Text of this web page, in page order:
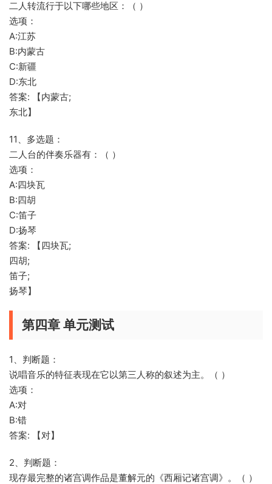
二人转流行于以下哪些地区：（ ）
选项：
A:江苏
B:内蒙古
C:新疆
D:东北
答案: 【内蒙古;
东北】
11、多选题：
二人台的伴奏乐器有：（ ）
选项：
A:四块瓦
B:四胡
C:笛子
D:扬琴
答案: 【四块瓦;
四胡;
笛子;
扬琴】
第四章 单元测试
1、判断题：
说唱音乐的特征表现在它以第三人称的叙述为主。（ ）
选项：
A:对
B:错
答案: 【对】
2、判断题：
现存最完整的诸宫调作品是董解元的《西厢记诸宫调》。（ ）